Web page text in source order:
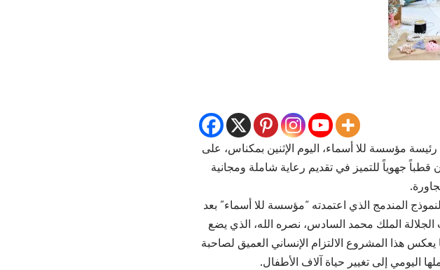
مؤسسة للا أسماء، اليوم الإثنين بمكناس، على
جهوياً للتميز في تقديم رعاية شاملة ومجانية
المندمج الذي اعتمدته “مؤسسة للا أسماء” بعد
الملك محمد السادس، نصره الله، الذي يضع
هذا المشروع الالتزام الإنساني العميق لصاحبة
اليومي إلى تغيير حياة آلاف الأطفال.